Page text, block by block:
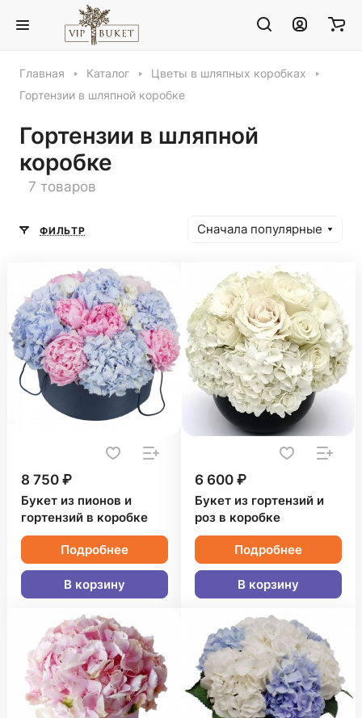
Главная Каталог
Цветы в шляпных коробках
Гортензии в шляпной коробке
Гортензии в шляпной
коробке
7 товаров
ФИЛЬТР Сначала популярные
8 750 ₽
Букет из пионов и
гортензий в коробке
Подробнее
В корзину
6 600 ₽
Букет из гортензий и
роз в коробке
Подробнее
В корзину